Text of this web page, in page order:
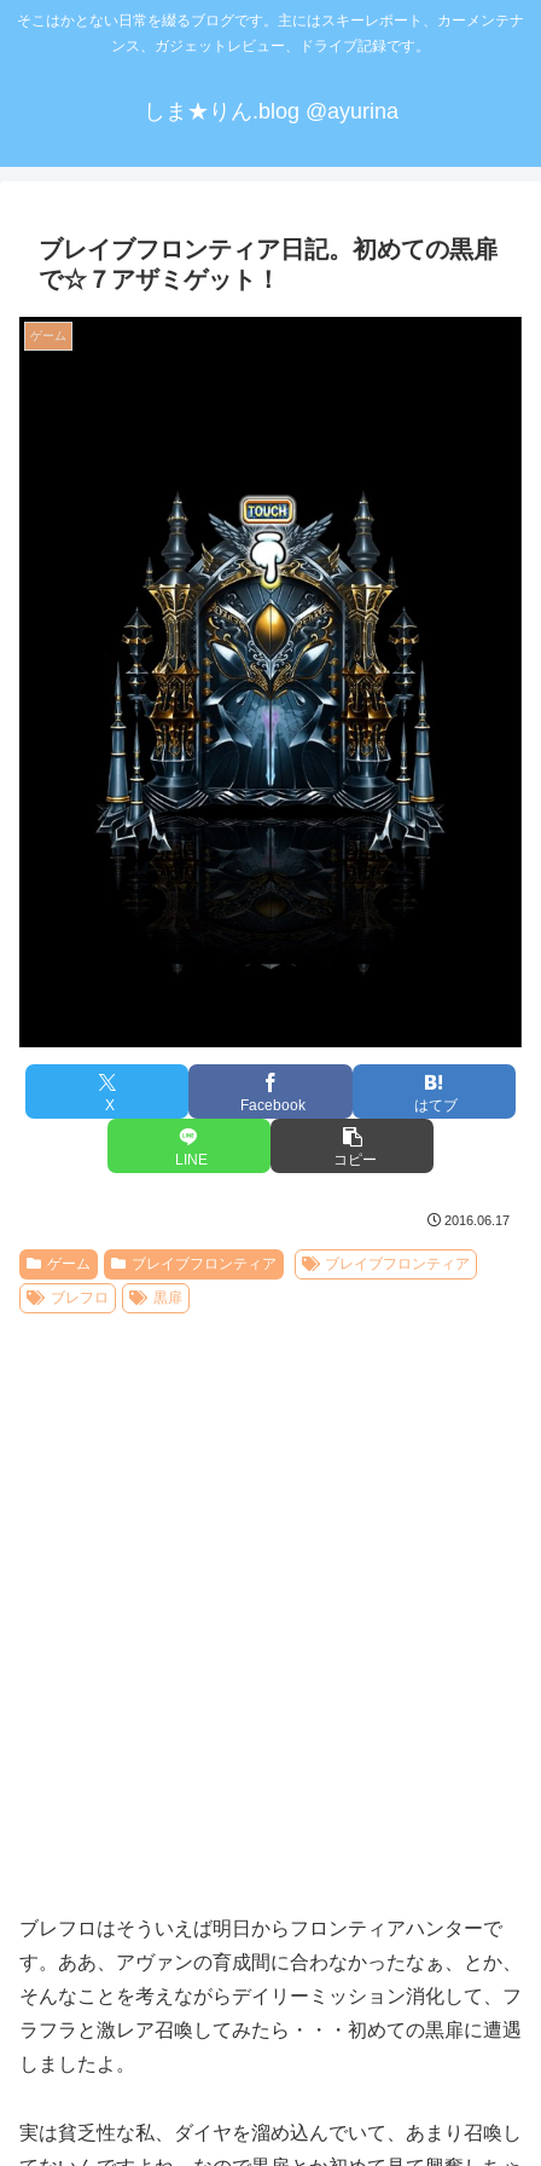
そこはかとない日常を綴るブログです。主にはスキーレポート、カーメンテナ
ンス、ガジェットレビュー、ドライブ記録です。
しま★りん.blog @ayurina
ブレイブフロンティア日記。初めての黒扉
で☆７アザミゲット！
ゲーム
X Facebook はてブ
LINE コピー
2016.06.17
ゲーム ブレイブフロンティア
ブレイブフロンティア
ブレフロ
黒扉
ブレフロはそういえば明日からフロンティアハンターで
す。ああ、アヴァンの育成間に合わなかったなぁ、とか、
そんなことを考えながらデイリーミッション消化して、フ
ラフラと激レア召喚してみたら・・・初めての黒扉に遭遇
しましたよ。
実は貧乏性な私、ダイヤを溜め込んでいて、あまり召喚し